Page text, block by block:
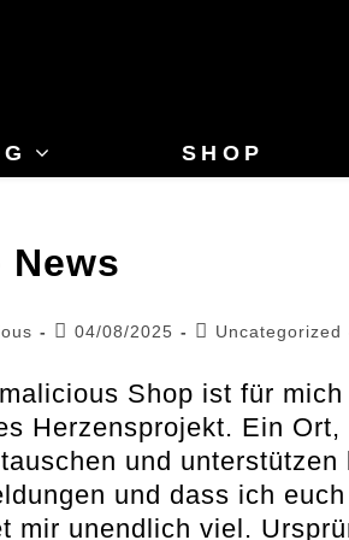
SHOP
News
Beitrag
04/08/2025
Beitrags-
Uncategorized
Shop ist für
Herzensprojekt. Ein
und
und dass ich
mir unendlich viel.